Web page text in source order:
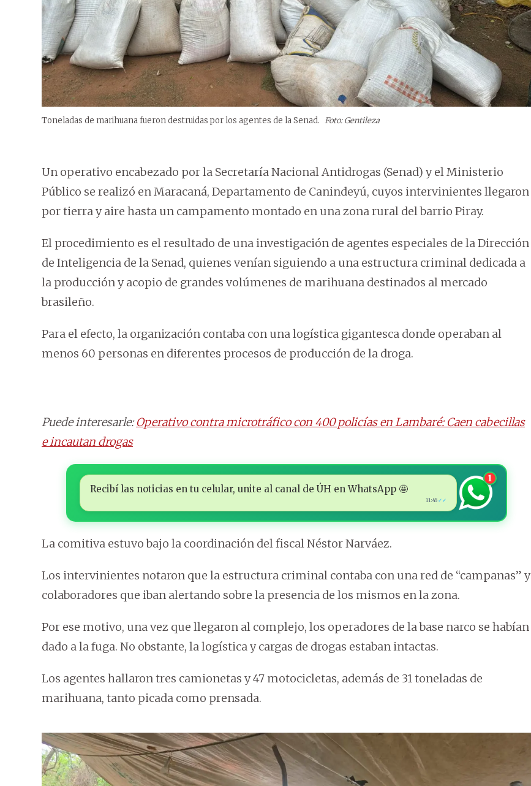
Toneladas de marihuana fueron destruidas por los agentes de la Senad. Foto: Gentileza
Un operativo encabezado por la Secretaría Nacional Antidrogas (Senad) y el Ministerio
Público se realizó en Maracaná, Departamento de Canindeyú, cuyos intervinientes llegaron
por tierra y aire hasta un campamento montado en una zona rural del barrio Piray.
El procedimiento es el resultado de una investigación de agentes especiales de la Dirección
de Inteligencia de la Senad, quienes venían siguiendo a una estructura criminal dedicada a
la producción y acopio de grandes volúmenes de marihuana destinados al mercado
brasileño.
Para el efecto, la organización contaba con una logística gigantesca donde operaban al
menos 60 personas en diferentes procesos de producción de la droga.
Puede interesarle:Operativo contra microtráfico con 400 policías en Lambaré: Caen cabecillas
e incautan drogas
Recibí las noticias en tu celular, unite al canal de ÚH en WhatsApp 🤩
11:45 ✓✓
1
La comitiva estuvo bajo la coordinación del fiscal Néstor Narváez.
Los intervinientes notaron que la estructura criminal contaba con una red de “campanas” y
colaboradores que iban alertando sobre la presencia de los mismos en la zona.
Por ese motivo, una vez que llegaron al complejo, los operadores de la base narco se habían
dado a la fuga. No obstante, la logística y cargas de drogas estaban intactas.
Los agentes hallaron tres camionetas y 47 motocicletas, además de 31 toneladas de
marihuana, tanto picada como prensada.